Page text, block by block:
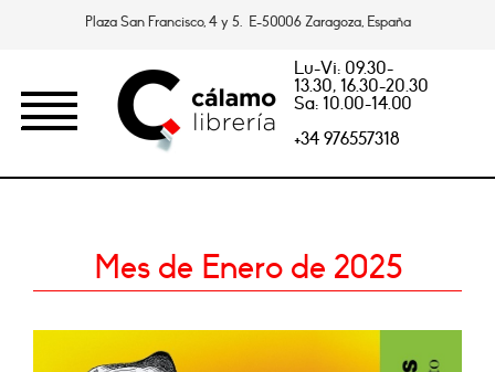
Plaza San Francisco, 4 y 5. E-50006 Zaragoza, España
Lu-Vi: 09.30-
13.30, 16.30-20.30
Sa: 10.00-14.00
+34 976557318
Mes de Enero de 2025